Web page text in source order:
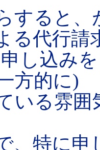
すると
る代行請
し込み
方的に)
いる雰
、特に申